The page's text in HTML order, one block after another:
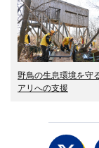
野鳥の生息環境を守
アリへの支援